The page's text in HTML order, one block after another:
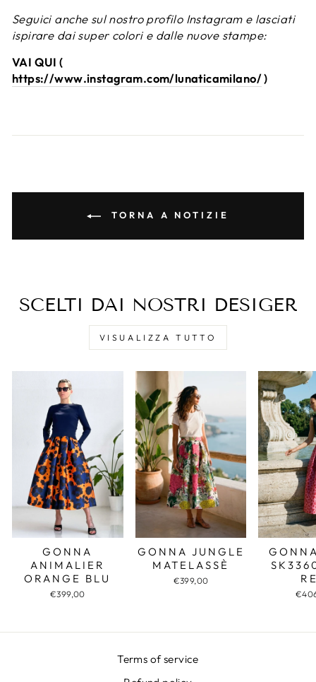
Seguici anche sul nostro profilo Instagram e lasciati
ispirare dai super colori e dalle nuove stampe:
VAI QUI (
https://www.instagram.com/lunaticamilano/)
TORNA A NOTIZIE
SCELTI DAI NOSTRI DESIGER
VISUALIZZA TUTTO
GONNA
ANIMALIER
ORANGE BLU
€399,00
GONNA JUNGLE
MATELASSÈ
€399,00
Terms of service